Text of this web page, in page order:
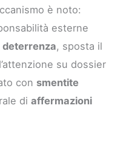
è noto:
esterne
deterrenza, sposta il
su dossier
con smentite
diaffermazioni